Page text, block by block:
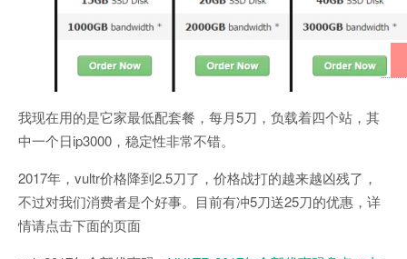
我现在用的是它家最低配套餐，每月5刀，负载着四个站，其
中一个日ip3000，稳定性非常不错。
2017年，vultr价格降到2.5刀了，价格战打的越来越凶残了，
不过对我们消费者是个好事。目前有冲5刀送25刀的优惠，详
情请点击下面的页面